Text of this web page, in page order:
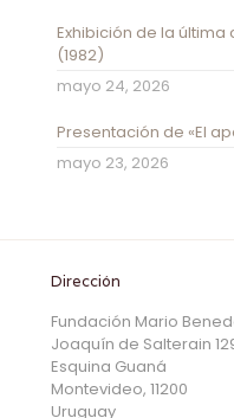
Exhibición de la
(1982)
mayo 24, 2026
Presentación de «El
mayo 23, 2026
Dirección
Fundación Mario
Joaquín de Salterain
Esquina Guaná
Montevideo, 11200
Uruguay